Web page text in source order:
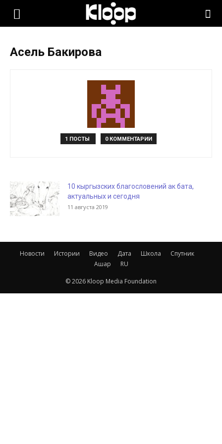
KLOOP.KG
Асель Бакирова
1 ПОСТЫ 0 КОММЕНТАРИИ
10 кыргызских благословений ак бата,
актуальных и сегодня
11 августа 2019
Новости Истории Видео Дата Школа
Спутник
Ашар
RU
© 2026 Kloop Media Foundation